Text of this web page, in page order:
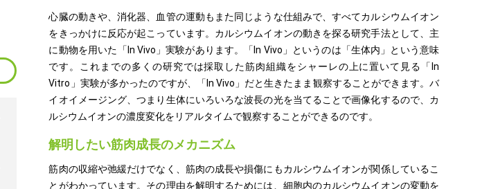
心臓の動きや、消化器、血管の運動もまた同じような仕組みで、すべてカルシウムイオン
をきっかけに反応が起こっています。カルシウムイオンの動きを探る研究手法として、主
に動物を用いた「In Vivo」実験があります。「In Vivo」というのは「生体内」という意味
です。これまでの多くの研究では採取した筋肉組織をシャーレの上に置いて見る「In
Vitro」実験が多かったのですが、「In Vivo」だと生きたまま観察することができます。バ
イオイメージング、つまり生体にいろいろな波長の光を当てることで画像化するので、カ
ルシウムイオンの濃度変化をリアルタイムで観察することができるのです。
解明したい筋肉成長のメカニズム
筋肉の収縮や弛緩だけでなく、筋肉の成長や損傷にもカルシウムイオンが関係しているこ
とがわかっています。その理由を解明するためには、細胞内のカルシウムイオンの変動を